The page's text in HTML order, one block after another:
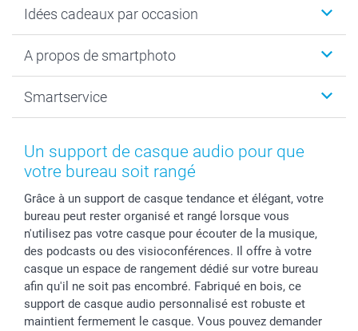
Calendrier photo & Agenda photo
Tirage photo & agrandissement
Faire-part & Cartes
Coques smartphone
Stickers & Etiquettes
Dénicheur d'idées cadeau
Idées cadeaux par occasion
Anniversaire
Naissance & baptême
Fête des Mères
Fête des Pères
Baptême
Toussaint
Rentrée des classes
Saint-Valentin
Vacances
A propos de smartphoto
Plan du site
Droit de rétraction
Plaintes
Gestion des cookies
Tarifs
Partenariats & Influence
Investisseurs
Smartservice
Aide
smartbonus
Livraison
Modes de paiement
Grandes quantités
Statut de ma commande
Un support de casque audio pour que
votre bureau soit rangé
Grâce à un support de casque tendance et élégant, votre
bureau peut rester organisé et rangé lorsque vous
n'utilisez pas votre casque pour écouter de la musique,
des podcasts ou des visioconférences. Il offre à votre
casque un espace de rangement dédié sur votre bureau
afin qu'il ne soit pas encombré. Fabriqué en bois, ce
support de casque audio personnalisé est robuste et
maintient fermement le casque. Vous pouvez demander